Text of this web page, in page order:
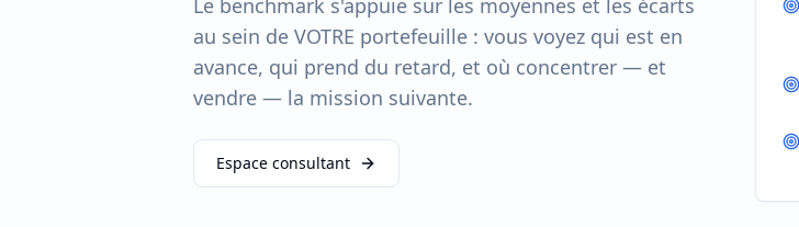
au sein de VOTRE portefeuille : vous voyez qui est en
avance, qui prend du retard, et où concentrer — et
vendre — la mission suivante.
Espace consultant